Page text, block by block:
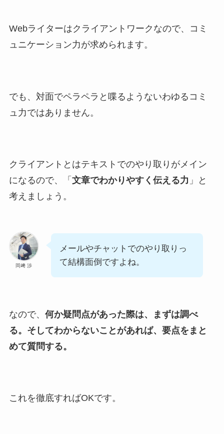
Webライターはクライアントワークなので、コミ
ュニケーション力が求められます。
でも、対面でペラペラと喋るようないわゆるコミ
ュ力ではありません。
クライアントとはテキストでのやり取りがメイン
になるので、「 文章でわかりやすく伝える力 」と
考えましょう。
岡﨑 渉
メールやチャットでのやり取りっ
て結構面倒ですよね。
なので、 何か疑問点があった際は、まずは調べ
る。そしてわからないことがあれば、要点をまと
めて質問する。
これを徹底すればOKです。